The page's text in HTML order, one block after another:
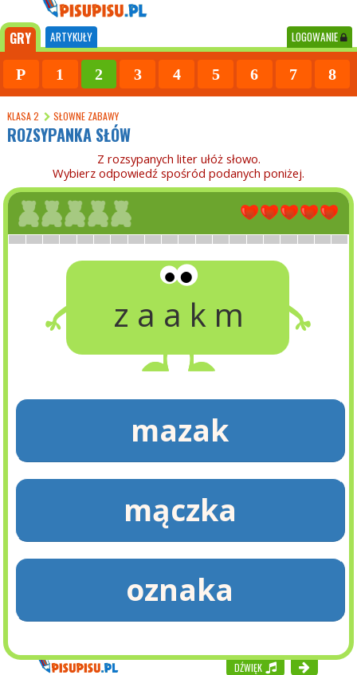
GRY ARTYKUŁY LOGOWANIE
P 1 2 3 4 5 6 7 8
KLASA 2 SŁOWNE ZABAWY
ROZSYPANKA SŁÓW
Z rozsypanych liter ułóż słowo.
Wybierz odpowiedź spośród podanych poniżej.
z a a k m
mazak
mączka
oznaka
DŹWIĘK